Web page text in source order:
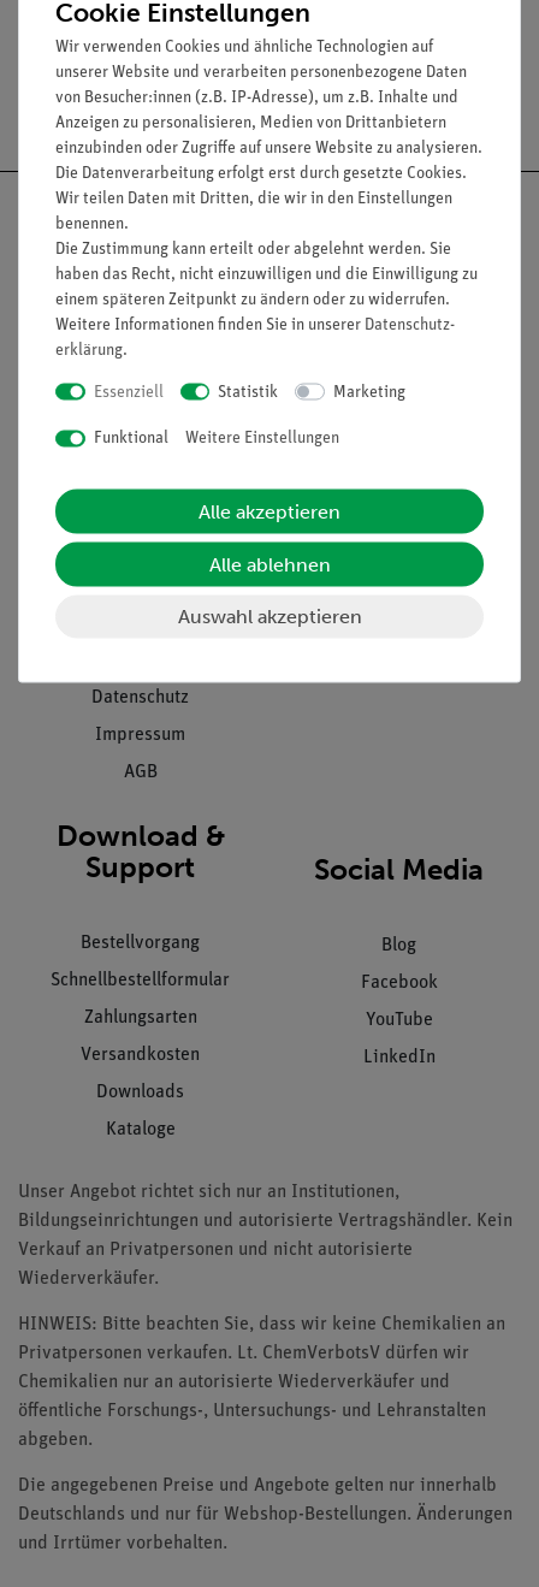
Versandkostenfrei ab 300,- €
Nach oben
Informationen
Projekte und Lösungen
Presse
Stellenangebote
Datenschutz
Impressum
AGB
Service
Beratung & Showroom
Inventarisierungs- &
Inbetriebnahme & Schulungen
Download &
Support
Bestellvorgang
Schnellbestellformular
Zahlungsarten
Versandkosten
Downloads
Kataloge
Social Media
Blog
Facebook
YouTube
LinkedIn
Unser Angebot richtet sich nur an Institutionen,
Bildungseinrichtungen und autorisierte Vertragshändler. Kein
Verkauf an Privatpersonen und nicht autorisierte
Wiederverkäufer.
HINWEIS: Bitte beachten Sie, dass wir keine Chemikalien an
Privatpersonen verkaufen. Lt. ChemVerbotsV dürfen wir
Chemikalien nur an autorisierte Wiederverkäufer und
öffentliche Forschungs-, Untersuchungs- und Lehranstalten
abgeben.
Die angegebenen Preise und Angebote gelten nur innerhalb
Deutschlands und nur für Webshop-Bestellungen. Änderungen
und Irrtümer vorbehalten.
Cookie Einstellungen
Wir verwenden Cookies und ähnliche Technologien auf
unserer Website und verarbeiten personenbezogene Daten
von Besucher:innen (z.B. IP-Adresse), um z.B. Inhalte und
Anzeigen zu personalisieren, Medien von Drittanbietern
einzubinden oder Zugriffe auf unsere Website zu analysieren.
Die Datenverarbeitung erfolgt erst durch gesetzte Cookies.
Wir teilen Daten mit Dritten, die wir in den Einstellungen
benennen.
Die Zustimmung kann erteilt oder abgelehnt werden. Sie
haben das Recht, nicht einzuwilligen und die Einwilligung zu
einem späteren Zeitpunkt zu ändern oder zu widerrufen.
Weitere Informationen finden Sie in unserer Daten­schutz­
erklärung.
Essenziell Statistik Marketing
Funktional Weitere Einstellungen
Alle akzeptieren
Alle ablehnen
Auswahl akzeptieren